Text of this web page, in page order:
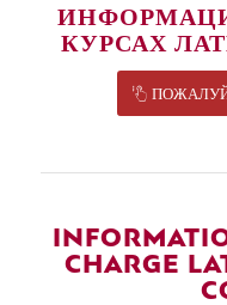
КУРСАХ
CHARGE